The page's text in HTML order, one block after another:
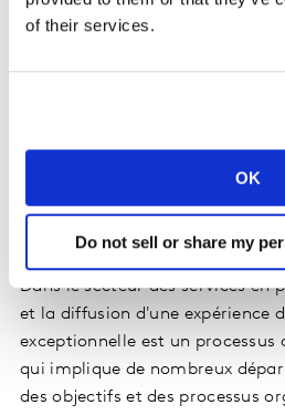
of their services.
OK
Do not sell or share my
différenciée et mémorable,
de marque et suscitant des
1. Renforcer l'expérience
Dans le secteur des services en
et la diffusion d'une expérience
exceptionnelle est un processus
qui implique de nombreux
des objectifs et des processus